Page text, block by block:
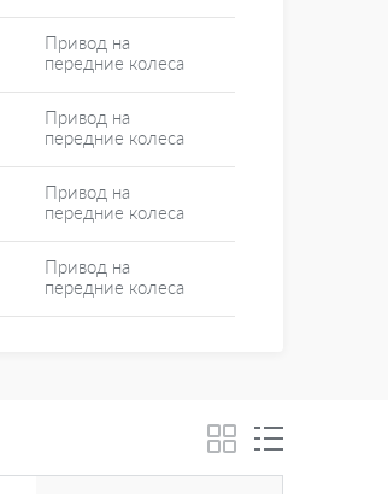
Привод на
передние колеса
Привод на
передние колеса
Привод на
передние колеса
Привод на
передние колеса